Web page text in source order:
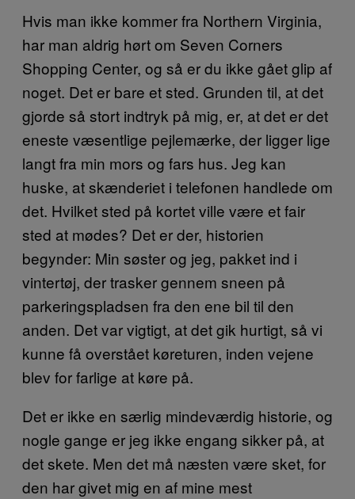
Hvis man ikke kommer fra Northern Virginia,
har man aldrig hørt om Seven Corners
Shopping Center, og så er du ikke gået glip af
noget. Det er bare et sted. Grunden til, at det
gjorde så stort indtryk på mig, er, at det er det
eneste væsentlige pejlemærke, der ligger lige
langt fra min mors og fars hus. Jeg kan
huske, at skænderiet i telefonen handlede om
det. Hvilket sted på kortet ville være et fair
sted at mødes? Det er der, historien
begynder: Min søster og jeg, pakket ind i
vintertøj, der trasker gennem sneen på
parkeringspladsen fra den ene bil til den
anden. Det var vigtigt, at det gik hurtigt, så vi
kunne få overstået køreturen, inden vejene
blev for farlige at køre på.
Det er ikke en særlig mindeværdig historie, og
nogle gange er jeg ikke engang sikker på, at
det skete. Men det må næsten være sket, for
den har givet mig en af mine mest